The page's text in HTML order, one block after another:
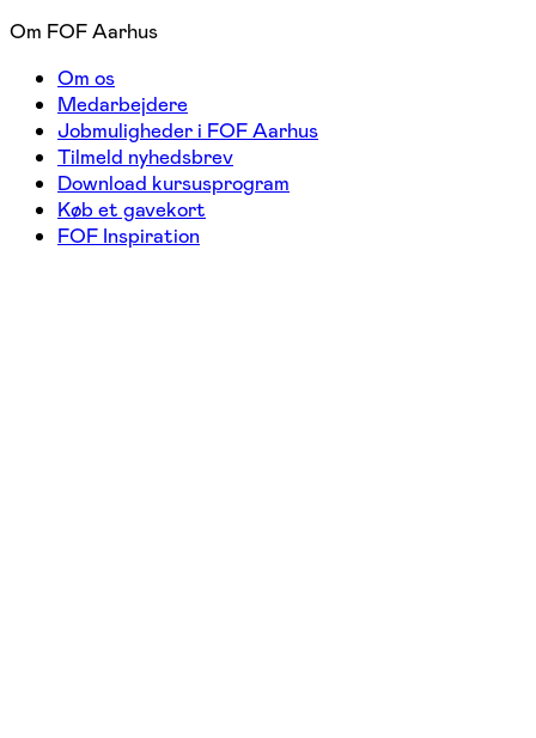
Om FOF Aarhus
Om os
Medarbejdere
Jobmuligheder i FOF Aarhus
Tilmeld nyhedsbrev
Download kursusprogram
Køb et gavekort
FOF Inspiration